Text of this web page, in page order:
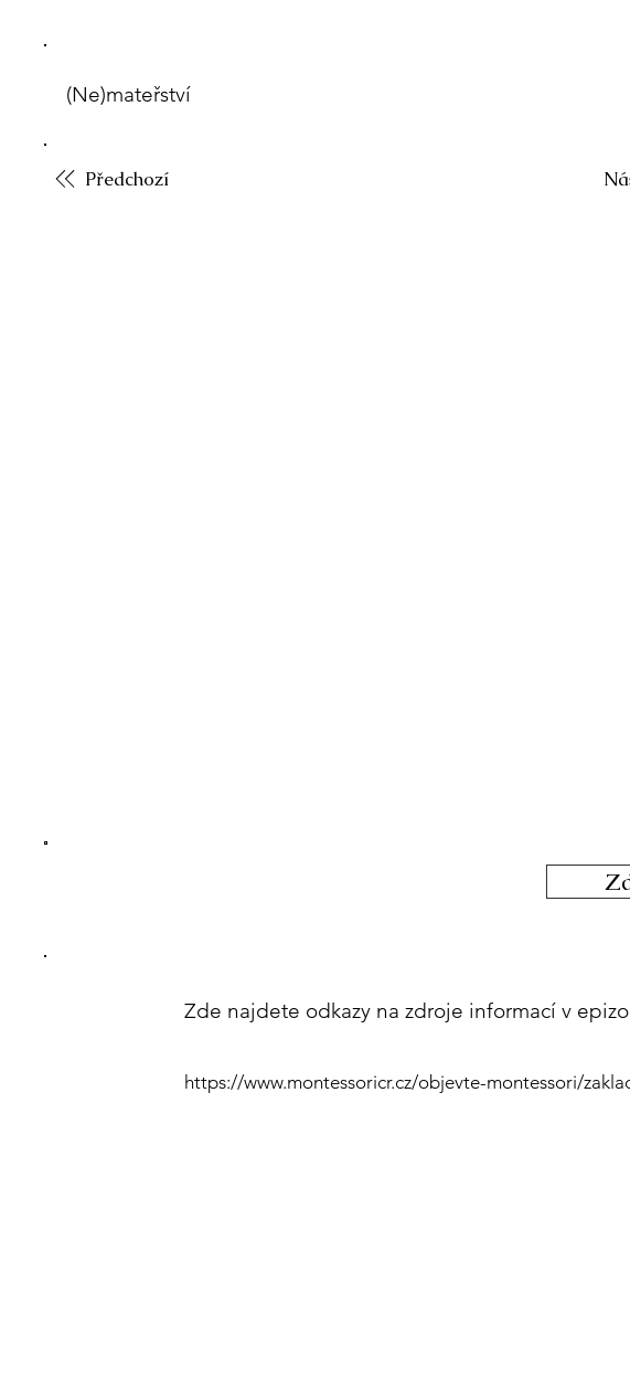
(Ne)mateřství
Předchozí
Zde najdete odkazy na zdroje informací v
https://www.montessoricr.cz/objevte-montessori/